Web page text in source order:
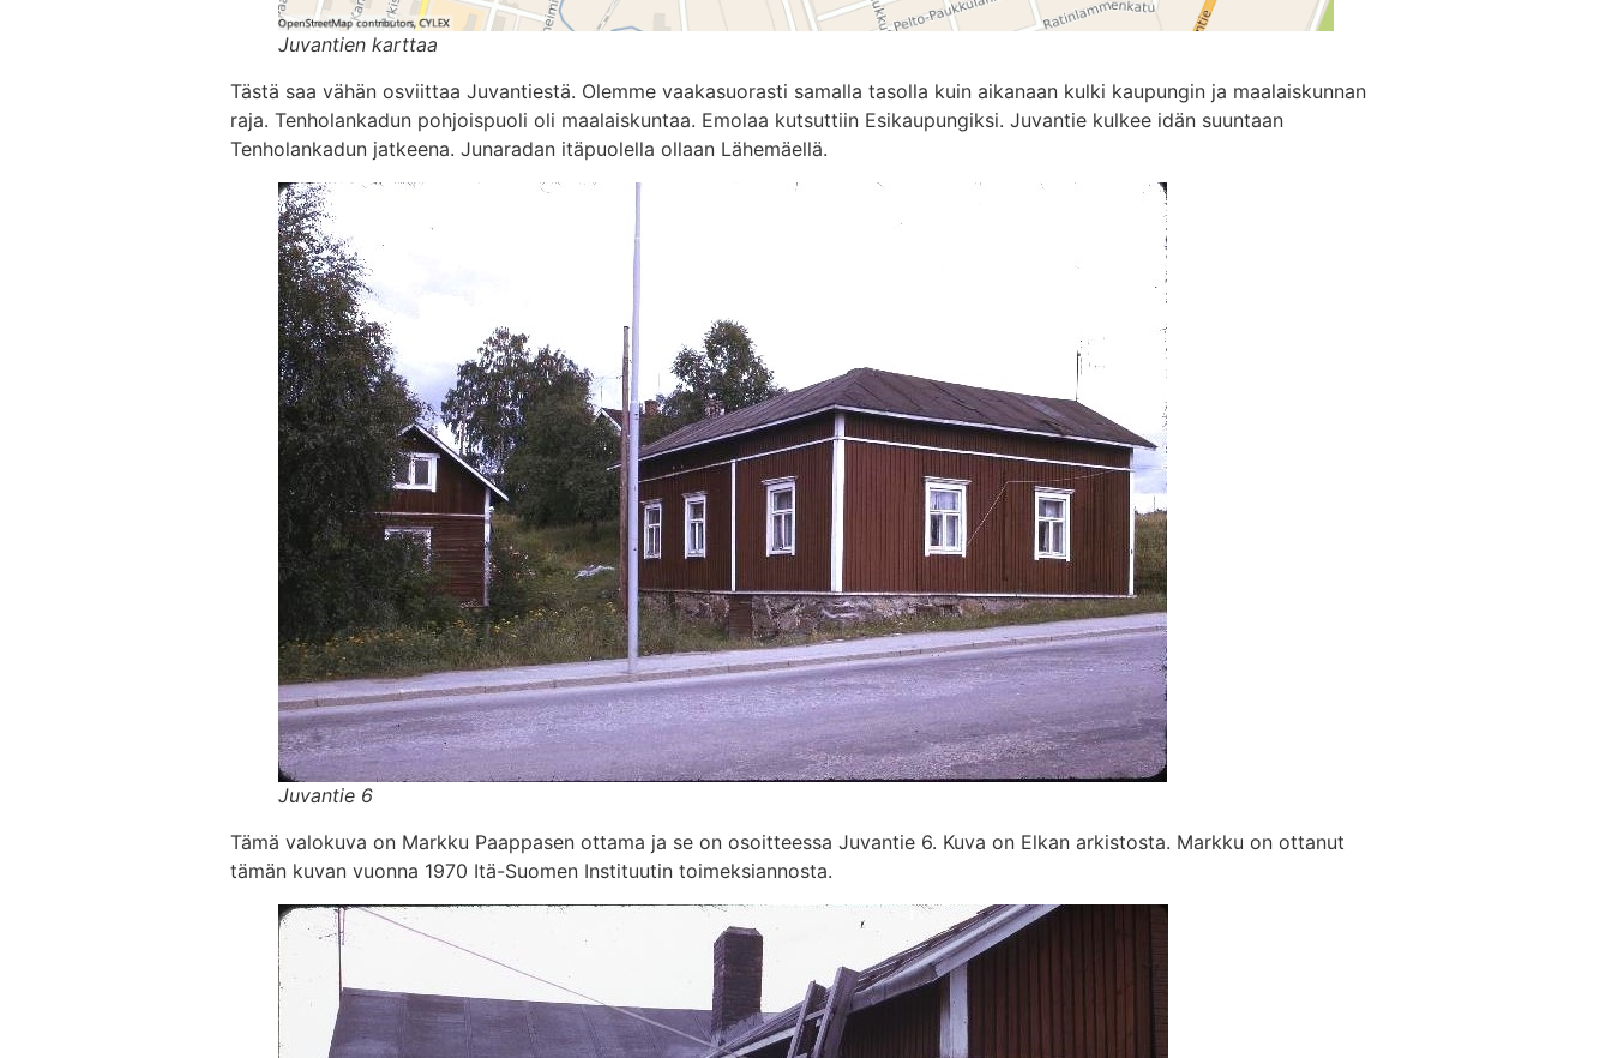
Juvantien karttaa
Tästä saa vähän osviittaa Juvantiestä. Olemme vaakasuorasti samalla tasolla kuin aikanaan kulki kaupungin ja maalaiskunnan
raja. Tenholankadun pohjoispuoli oli maalaiskuntaa. Emolaa kutsuttiin Esikaupungiksi. Juvantie kulkee idän suuntaan
Tenholankadun jatkeena. Junaradan itäpuolella ollaan Lähemäellä.
Juvantie 6
Tämä valokuva on Markku Paappasen ottama ja se on osoitteessa Juvantie 6. Kuva on Elkan arkistosta. Markku on ottanut
tämän kuvan vuonna 1970 Itä-Suomen Instituutin toimeksiannosta.